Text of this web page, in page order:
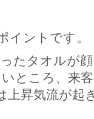
イントです。
たタオルが
ところ、来
上昇気流が起